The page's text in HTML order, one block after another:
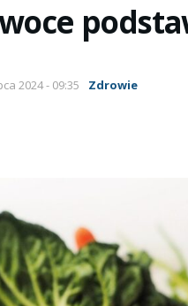
2024 - 09:35 Zdrowie